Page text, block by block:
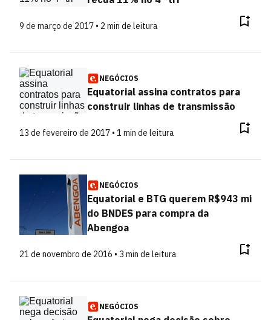
9 de março de 2017 • 2 min de leitura
NEGÓCIOS
Equatorial assina contratos para
construir linhas de transmissão
13 de fevereiro de 2017 • 1 min de leitura
NEGÓCIOS
Equatorial e BTG querem R$943 mi
do BNDES para compra da
Abengoa
21 de novembro de 2016 • 3 min de leitura
NEGÓCIOS